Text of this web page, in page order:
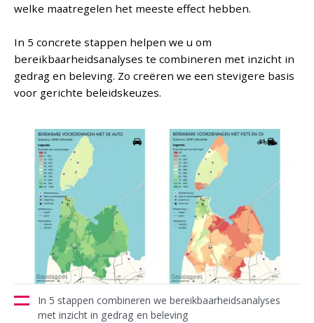
welke maatregelen het meeste effect hebben.
In 5 concrete stappen helpen we u om
bereikbaarheidsanalyses te combineren met inzicht in
gedrag en beleving. Zo creëren we een stevigere basis
voor gerichte beleidskeuzes.
In 5 stappen combineren we bereikbaarheidsanalyses
met inzicht in gedrag en beleving